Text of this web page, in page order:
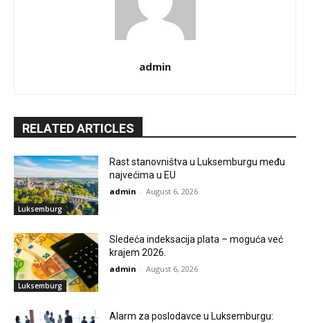
admin
RELATED ARTICLES
Luksemburg
Rast stanovništva u Luksemburgu među
najvećima u EU
admin - August 6, 2026
Luksemburg
Sledeća indeksacija plata – moguća već
krajem 2026.
admin - August 6, 2026
Alarm za poslodavce u Luksemburgu: